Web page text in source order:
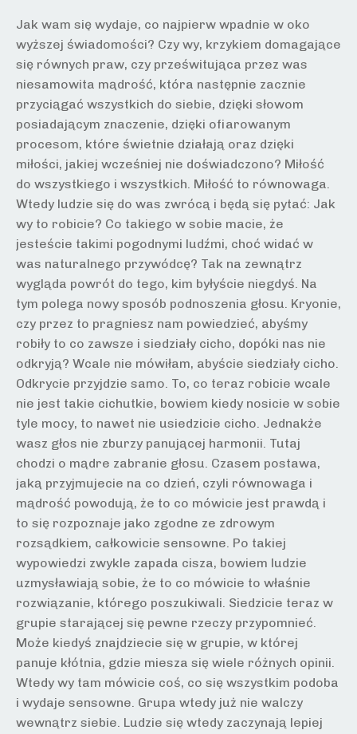
Jak wam się wydaje, co najpierw wpadnie w oko
wyższej świadomości? Czy wy, krzykiem domagające
się równych praw, czy prześwitująca przez was
niesamowita mądrość, która następnie zacznie
przyciągać wszystkich do siebie, dzięki słowom
posiadającym znaczenie, dzięki ofiarowanym
procesom, które świetnie działają oraz dzięki
miłości, jakiej wcześniej nie doświadczono? Miłość
do wszystkiego i wszystkich. Miłość to równowaga.
Wtedy ludzie się do was zwrócą i będą się pytać: Jak
wy to robicie? Co takiego w sobie macie, że
jesteście takimi pogodnymi ludźmi, choć widać w
was naturalnego przywódcę? Tak na zewnątrz
wygląda powrót do tego, kim byłyście niegdyś. Na
tym polega nowy sposób podnoszenia głosu. Kryonie,
czy przez to pragniesz nam powiedzieć, abyśmy
robiły to co zawsze i siedziały cicho, dopóki nas nie
odkryją? Wcale nie mówiłam, abyście siedziały cicho.
Odkrycie przyjdzie samo. To, co teraz robicie wcale
nie jest takie cichutkie, bowiem kiedy nosicie w sobie
tyle mocy, to nawet nie usiedzicie cicho. Jednakże
wasz głos nie zburzy panującej harmonii. Tutaj
chodzi o mądre zabranie głosu. Czasem postawa,
jaką przyjmujecie na co dzień, czyli równowaga i
mądrość powodują, że to co mówicie jest prawdą i
to się rozpoznaje jako zgodne ze zdrowym
rozsądkiem, całkowicie sensowne. Po takiej
wypowiedzi zwykle zapada cisza, bowiem ludzie
uzmysławiają sobie, że to co mówicie to właśnie
rozwiązanie, którego poszukiwali. Siedzicie teraz w
grupie starającej się pewne rzeczy przypomnieć.
Może kiedyś znajdziecie się w grupie, w której
panuje kłótnia, gdzie miesza się wiele różnych opinii.
Wtedy wy tam mówicie coś, co się wszystkim podoba
i wydaje sensowne. Grupa wtedy już nie walczy
wewnątrz siebie. Ludzie się wtedy zaczynają lepiej